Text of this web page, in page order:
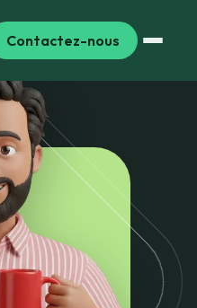
Contactez-nous